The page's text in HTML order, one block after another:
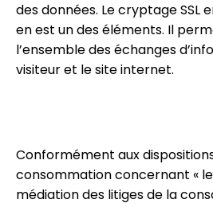
des données. Le cryptage SSL
en est un des éléments. Il
l’ensemble des échanges
visiteur et le site internet.
Conformément aux
consommation concernant «
médiation des litiges de la